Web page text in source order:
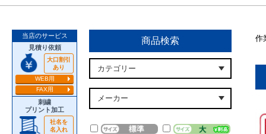
当店のサービス
見積り依頼
大口割引
あり
WEB用
FAX用
刺繍
プリント加工
社名を
名入れ
商品検索 作